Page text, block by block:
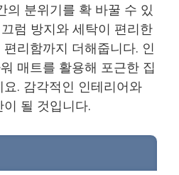
의 분위기를 확 바꿀 수 있
럼 방지와 세탁이 편리한
리함까지 더해줍니다. 인
매트를 활용해 포근한 집
. 감각적인 인테리어와
될 것입니다.